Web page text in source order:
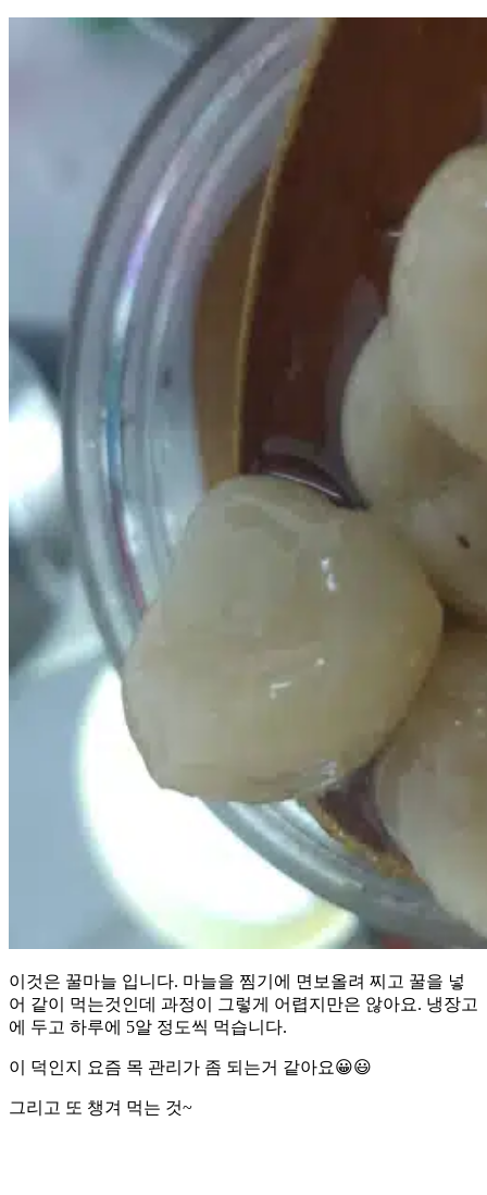
이것은 꿀마늘 입니다. 마늘을 찜기에 면보올려 찌고 꿀을 넣
어 같이 먹는것인데 과정이 그렇게 어렵지만은 않아요. 냉장고
에 두고 하루에 5알 정도씩 먹습니다.
이 덕인지 요즘 목 관리가 좀 되는거 같아요😀😃
그리고 또 챙겨 먹는 것~